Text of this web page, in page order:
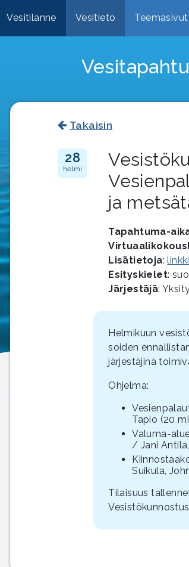
Vesitilanne Vesitieto Teemasivut
Takaisin
ja
28
helmi
Tapahtuma-
Lisätietoja:
Esityskielet:
Järjestäjä:
Helmikuun
soiden
järjestäjinä
Ohjelma:
Tapio (20
Valuma-
/ Jani
Suikula,
Tilaisuus